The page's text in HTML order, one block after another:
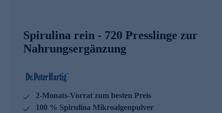
Spirulina rein - 720 Presslinge zur
Nahrungsergänzung
2-Monats-Vorrat zum besten Preis
100 % Spirulina Mikroalgenpulver